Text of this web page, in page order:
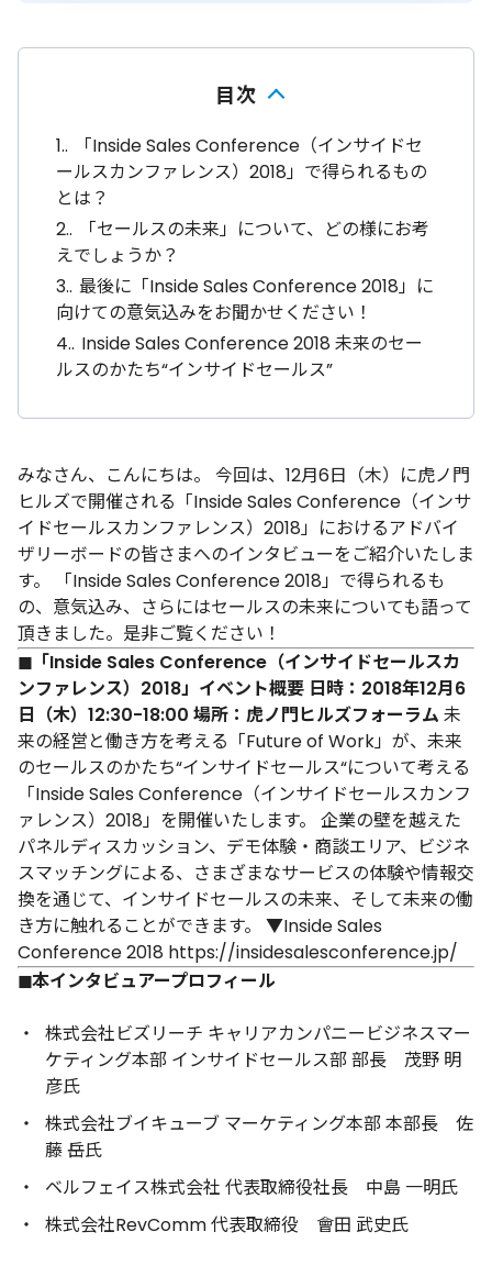
目次
1.
「Inside Sales Conference（インサイドセ
ールスカンファレンス）2018」で得られるもの
とは？
2.
「セールスの未来」について、どの様にお考
えでしょうか？
3. 最後に「Inside Sales Conference 2018」に
向けての意気込みをお聞かせください！
4. Inside Sales Conference 2018 未来のセー
ルスのかたち“インサイドセールス”
みなさん、こんにちは。
今回は、12月6日（木）に虎ノ門
ヒルズで開催される「Inside Sales Conference（インサ
イドセールスカンファレンス）2018」におけるアドバイ
ザリーボードの皆さまへのインタビューをご紹介いたしま
す。
「Inside Sales Conference 2018」で得られるも
の、意気込み、さらにはセールスの未来についても語って
頂きました。是非ご覧ください！
◼︎「Inside Sales Conference（インサイドセールスカ
ンファレンス）2018」イベント概要 日時：2018年12月6
日（木）12:30-18:00 場所：虎ノ門ヒルズフォーラム 未
来の経営と働き方を考える「Future of Work」が、未来
のセールスのかたち“インサイドセールス“について考える
「Inside Sales Conference（インサイドセールスカンフ
ァレンス）2018」を開催いたします。
企業の壁を越えた
パネルディスカッション、デモ体験・商談エリア、ビジネ
スマッチングによる、さまざまなサービスの体験や情報交
換を通じて、インサイドセールスの未来、そして未来の働
き方に触れることができます。
▼Inside Sales
Conference 2018 https://insidesalesconference.jp/
◼︎本インタビュアープロフィール
株式会社ビズリーチ キャリアカンパニービジネスマー
ケティング本部 インサイドセールス部 部長 茂野 明
彦氏
株式会社ブイキューブ マーケティング本部 本部長 佐
藤 岳氏
ベルフェイス株式会社 代表取締役社長 中島 一明氏
株式会社RevComm 代表取締役 會田 武史氏